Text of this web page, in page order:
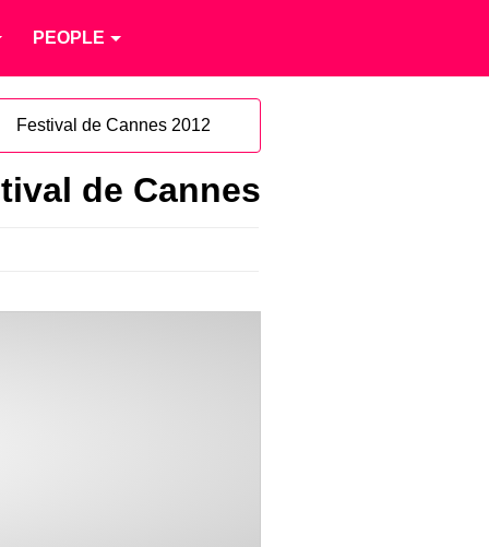
PEOPLE
Festival de Cannes 2012
de Cannes